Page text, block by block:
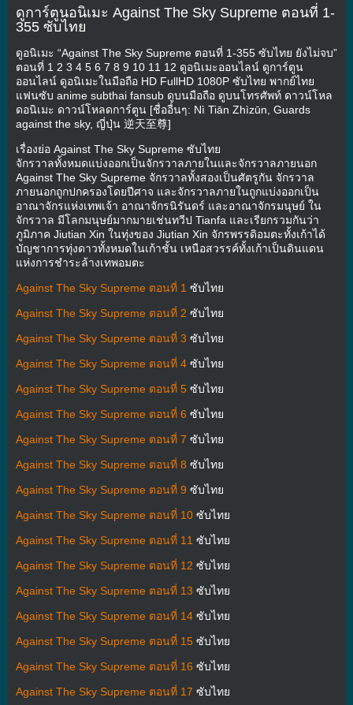
ดูการ์ตูนอนิเมะ Against The Sky Supreme ตอนที่ 1-
355 ซับไทย
ดูอนิเมะ “Against The Sky Supreme ตอนที่ 1-355 ซับไทย ยังไม่จบ”
ตอนที่ 1 2 3 4 5 6 7 8 9 10 11 12 ดูอนิเมะออนไลน์ ดูการ์ตูน
ออนไลน์ ดูอนิเมะในมือถือ HD FullHD 1080P ซับไทย พากย์ไทย
แฟนซับ anime subthai fansub ดูบนมือถือ ดูบนโทรศัพท์ ดาวน์โหล
ดอนิเมะ ดาวน์โหลดการ์ตูน [ชื่ออื่นๆ: Nì Tiān Zhìzūn, Guards
against the sky, ญี่ปุ่น 逆天至尊]
เรื่องย่อ Against The Sky Supreme ซับไทย
จักรวาลทั้งหมดแบ่งออกเป็นจักรวาลภายในและจักรวาลภายนอก
Against The Sky Supreme จักรวาลทั้งสองเป็นศัตรูกัน จักรวาล
ภายนอกถูกปกครองโดยปีศาจ และจักรวาลภายในถูกแบ่งออกเป็น
อาณาจักรแห่งเทพเจ้า อาณาจักรนิรันดร์ และอาณาจักรมนุษย์ ใน
จักรวาล มีโลกมนุษย์มากมายเช่นทวีป Tianfa และเรียกรวมกันว่า
ภูมิภาค Jiutian Xin ในทุ่งของ Jiutian Xin จักรพรรดิอมตะทั้งเก้าได้
บัญชาการทุ่งดาวทั้งหมดในเก้าชั้น เหนือสวรรค์ทั้งเก้าเป็นดินแดน
แห่งการชำระล้างเทพอมตะ
Against The Sky Supreme ตอนที่ 1 ซับไทย
Against The Sky Supreme ตอนที่ 2 ซับไทย
Against The Sky Supreme ตอนที่ 3 ซับไทย
Against The Sky Supreme ตอนที่ 4ซับไทย
Against The Sky Supreme ตอนที่ 5ซับไทย
Against The Sky Supreme ตอนที่ 6 ซับไทย
Against The Sky Supreme ตอนที่ 7 ซับไทย
Against The Sky Supreme ตอนที่ 8 ซับไทย
Against The Sky Supreme ตอนที่ 9 ซับไทย
Against The Sky Supreme ตอนที่ 10ซับไทย
Against The Sky Supreme ตอนที่ 11 ซับไทย
Against The Sky Supreme ตอนที่ 12 ซับไทย
Against The Sky Supreme ตอนที่ 13 ซับไทย
Against The Sky Supreme ตอนที่ 14ซับไทย
Against The Sky Supreme ตอนที่ 15ซับไทย
Against The Sky Supreme ตอนที่ 16 ซับไทย
Against The Sky Supreme ตอนที่ 17 ซับไทย